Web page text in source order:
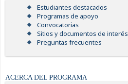
Estudiantes destacados
Programas de apoyo
Convocatorias
Sitios y documentos de interés
Preguntas frecuentes
ACERCA DEL PROGRAMA